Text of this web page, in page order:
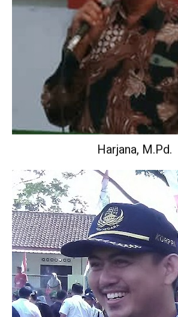
Kepala Sekolah
Harjana, M.Pd.
Wakil Kepala Sekolah Urusan